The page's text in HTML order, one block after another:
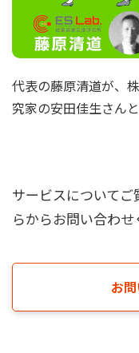
代表の藤原清道が、
究家の安田佳生さん
サービスについて
らからお問い合わせ
お